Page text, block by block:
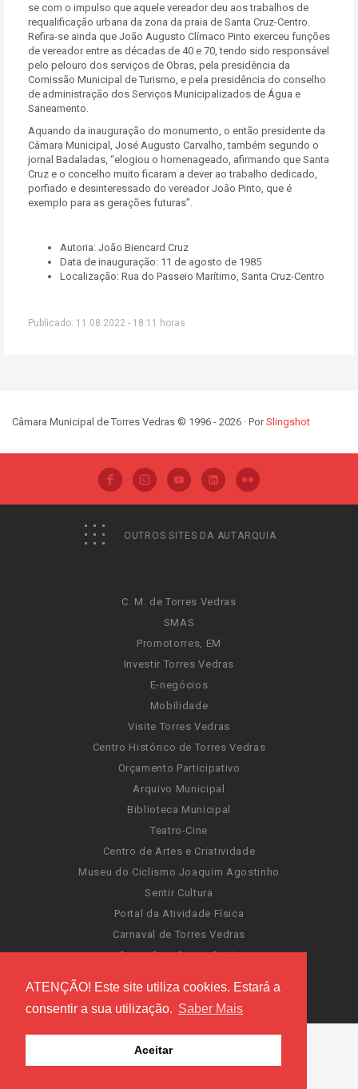
ATENÇÃO! Este site utiliza cookies. Estará a
consentir a sua utilização. Saber Mais
Aceitar
se com o impulso que aquele vereador deu aos trabalhos de
requalificação urbana da zona da praia de Santa Cruz-Centro.
Refira-se ainda que João Augusto Clímaco Pinto exerceu funções
de vereador entre as décadas de 40 e 70, tendo sido responsável
pelo pelouro dos serviços de Obras, pela presidência da
Comissão Municipal de Turismo, e pela presidência do conselho
de administração dos Serviços Municipalizados de Água e
Saneamento.
Aquando da inauguração do monumento, o então presidente da
Câmara Municipal, José Augusto Carvalho, também segundo o
jornal Badaladas, “elogiou o homenageado, afirmando que Santa
Cruz e o concelho muito ficaram a dever ao trabalho dedicado,
porfiado e desinteressado do vereador João Pinto, que é
exemplo para as gerações futuras”.
Autoria: João Biencard Cruz
Data de inauguração: 11 de agosto de 1985
Localização: Rua do Passeio Marítimo, Santa Cruz-Centro
Publicado: 11.08.2022 - 18:11 horas
Câmara Municipal de Torres Vedras © 1996 - 2026 · PorSlingshot
OUTROS SITES DA AUTARQUIA
C. M. de Torres Vedras
SMAS
Promotorres, EM
Investir Torres Vedras
E-negócios
Mobilidade
Visite Torres Vedras
Centro Histórico de Torres Vedras
Orçamento Participativo
Arquivo Municipal
Biblioteca Municipal
Teatro-Cine
Centro de Artes e Criatividade
Museu do Ciclismo Joaquim Agostinho
Sentir Cultura
Portal da Atividade Física
Carnaval de Torres Vedras
Santa Cruz Ocean Spirit